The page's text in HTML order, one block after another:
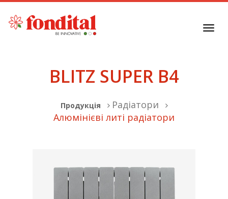
BLITZ SUPER B4
Продукція
Радіатори
Алюмінієві литі радіатори